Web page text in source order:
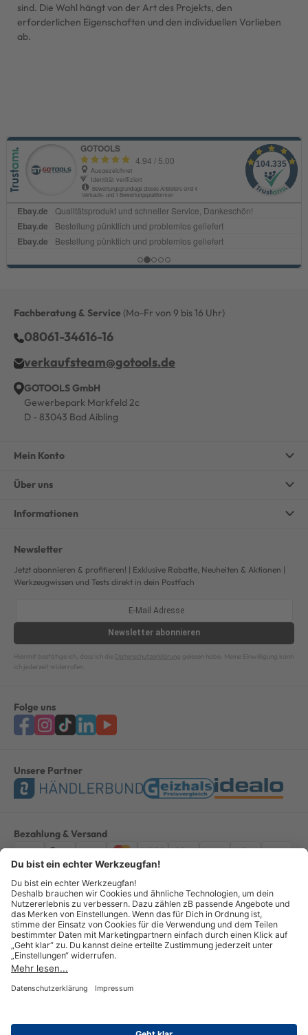
sind. Die Wahl hängt von der Art des Projekts, den
erforderlichen Eigenschaften und den individuellen Vorlieben
ab.
Fachberatung & Service (Mo-Fr von 9 bis 16 Uhr)
08061-34616-16
verkaufsteam@gotools.de
GOTOOLS GmbH
Gewerbepark Markfeld 2c
D - 83043 Bad Aibling
Mein Konto
Über uns
Informationen
Newsletter
Jetzt abonnieren & profitieren! | Exklusive Rabatte, Neuheiten & Aktionen |
Werkzeugwissen und Tests direkt in dein Postfach
Newsletter abonnieren
Hiermit bestätige ich, dass ich die Datenschutzerklärung gelesen habe. Meine Einwilligung kann
ich jederzeit widerrufen.
Folge uns
Unsere Partner
Bezahlung & Versand
ImpressumAGBDatenschutzWiderruf Vertrag widerrufen
Alle Preise verstehen sich inkl. ges. MwSt. *Kostenloser Versand innerhalb
Deutschlands, bei Bestellungen ab 100,00 Euro.
© Copyright 2026 GOTOOLS GmbH - Alle Rechte vorbehalten. powered by
createyourtemplate